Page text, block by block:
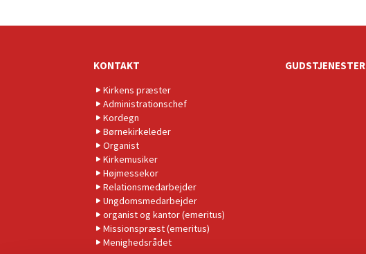
KONTAKT
Kirkens præster
Administrationschef
Kordegn
Børnekirkeleder
Organist
Kirkemusiker
Højmessekor
Relationsmedarbejder
Ungdomsmedarbejder
organist og kantor (emeritus)
Missionspræst (emeritus)
Menighedsrådet
GUDSTJENESTER